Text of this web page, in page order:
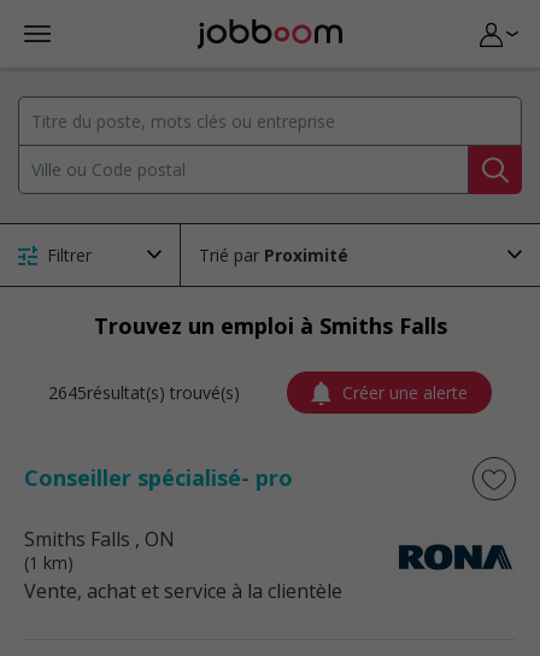
Filtrer Trié par
Trouvez un emploi à Smiths Falls
2645résultat(s) trouvé(s) Créer une alerte
Conseiller spécialisé- pro
Smiths Falls , ON
(1 km)
Vente, achat et service à la clientèle